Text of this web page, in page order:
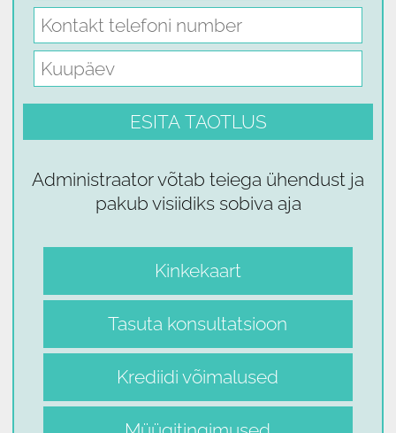
Administraator võtab teiega ühendust ja
pakub visiidiks sobiva aja
Kinkekaart
Tasuta konsultatsioon
Krediidi võimalused